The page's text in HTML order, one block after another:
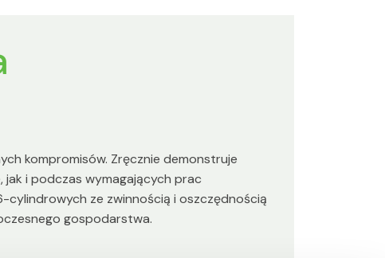
kompromisów. Zręcznie demonstruje
i podczas wymagających prac
ze zwinnością i oszczędnością
gospodarstwa.